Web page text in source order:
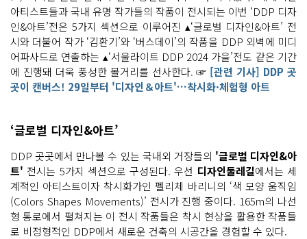
하
기
하
기
아티스트들과 국내 유명 작가들의 작품이 전시되는 이번 ‘DDP 디자
인&아트’전은 5가지 섹션으로 이루어진 ▴‘글로벌 디자인&아트’ 전
시와 더불어 작가 ‘김환기’와 ‘버스데이’의 작품을 DDP 외벽에 미디
어파사드로 연출하는 ▴‘서울라이트 DDP 2024 가을’전도 같은 기간
에 진행돼 더욱 풍성한 볼거리를 선사한다. ☞ [관련 기사] DDP 곳
곳이 캔버스! 29일부터 '디자인＆아트'…착시화·체험형 아트
‘글로벌 디자인&아트’
DDP 곳곳에서 만나볼 수 있는 국내외 거장들의 '글로벌 디자인&아
트' 전시는 5가지 섹션으로 구성된다. 우선 디자인둘레길에서는 세
계적인 아티스트이자 착시화가인 펠리체 바리니의 ‘색 모양 움직임
(Colors Shapes Movements)’ 전시가 진행 중이다. 165m의 나선
형 통로에서 펼쳐지는 이 전시 작품들은 착시 현상을 활용한 작품들
로 비정형적인 DDP에서 새로운 건축의 시공간을 경험할 수 있다.